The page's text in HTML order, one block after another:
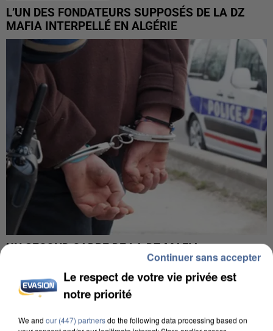
L’UN DES FONDATEURS SUPPOSÉS DE LA DZ
MAFIA INTERPELLÉ EN ALGÉRIE
UN SECOND CADRE DE LA DZ MAFIA
Le respect de votre vie privée est
notre priorité
We and our (447) partnersdo the following data processing based on
Continuer sans accepter